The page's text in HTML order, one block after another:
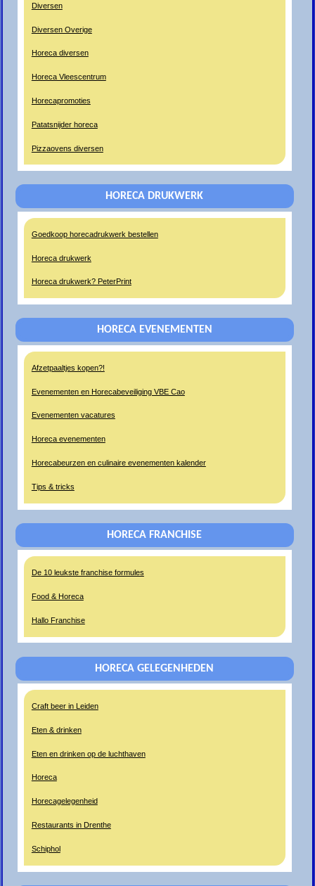
Diversen
Diversen Overige
Horeca diversen
Horeca Vleescentrum
Horecapromoties
Patatsnijder horeca
Pizzaovens diversen
HORECA DRUKWERK
Goedkoop horecadrukwerk bestellen
Horeca drukwerk
Horeca drukwerk? PeterPrint
HORECA EVENEMENTEN
Afzetpaaltjes kopen?!
Evenementen en Horecabeveiliging VBE Cao
Evenementen vacatures
Horeca evenementen
Horecabeurzen en culinaire evenementen kalender
Tips & tricks
HORECA FRANCHISE
De 10 leukste franchise formules
Food & Horeca
Hallo Franchise
HORECA GELEGENHEDEN
Craft beer in Leiden
Eten & drinken
Eten en drinken op de luchthaven
Horeca
Horecagelegenheid
Restaurants in Drenthe
Schiphol